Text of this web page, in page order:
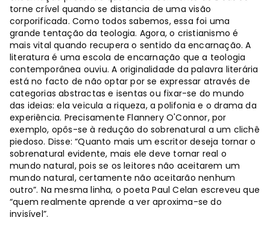
torne crível quando se distancia de uma visão
corporificada. Como todos sabemos, essa foi uma
grande tentação da teologia. Agora, o cristianismo é
mais vital quando recupera o sentido da encarnação. A
literatura é uma escola de encarnação que a teologia
contemporânea ouviu. A originalidade da palavra literária
está no facto de não optar por se expressar através de
categorias abstractas e isentas ou fixar-se do mundo
das ideias: ela veicula a riqueza, a polifonia e o drama da
experiência. Precisamente Flannery O'Connor, por
exemplo, opôs-se à redução do sobrenatural a um clichê
piedoso. Disse: “Quanto mais um escritor deseja tornar o
sobrenatural evidente, mais ele deve tornar real o
mundo natural, pois se os leitores não aceitarem um
mundo natural, certamente não aceitarão nenhum
outro”. Na mesma linha, o poeta Paul Celan escreveu que
“quem realmente aprende a ver aproxima-se do
invisível”.